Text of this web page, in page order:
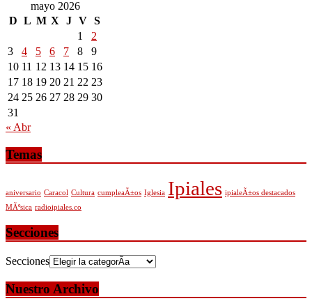
mayo 2026
D L M X J V S
1
2
3
4 5 6 7 8
9
10 11 12 13 14 15 16
17 18 19 20 21 22 23
24 25 26 27 28 29 30
31
« Abr
Temas
aniversario Caracol Cultura cumpleaÃ±os Iglesia Ipiales ipialeÃ±os destacados
MÃºsica radioipiales.co
Secciones
Secciones
Nuestro Archivo